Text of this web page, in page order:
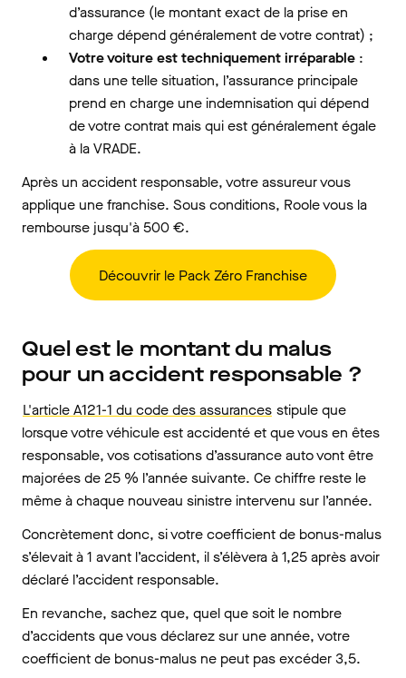
d’assurance (le montant exact de la prise en
charge dépend généralement de votre contrat) ;
Votre voiture est techniquement irréparable :
dans une telle situation, l’assurance principale
prend en charge une indemnisation qui dépend
de votre contrat mais qui est généralement égale
à la VRADE.
Après un accident responsable, votre assureur vous
applique une franchise. Sous conditions, Roole vous la
rembourse jusqu'à 500 €.
Découvrir le Pack Zéro Franchise
Quel est le montant du malus
pour un accident responsable ?
L'article A121-1 du code des assurances stipule que
lorsque votre véhicule est accidenté et que vous en êtes
responsable, vos cotisations d’assurance auto vont être
majorées de 25 % l’année suivante. Ce chiffre reste le
même à chaque nouveau sinistre intervenu sur l’année.
Concrètement donc, si votre coefficient de bonus-malus
s’élevait à 1 avant l’accident, il s’élèvera à 1,25 après avoir
déclaré l’accident responsable.
En revanche, sachez que, quel que soit le nombre
d’accidents que vous déclarez sur une année, votre
coefficient de bonus-malus ne peut pas excéder 3,5.